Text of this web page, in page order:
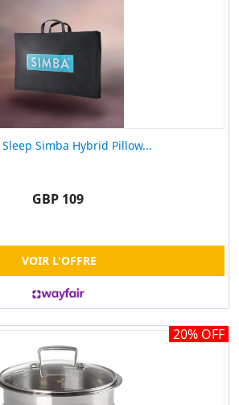
Simba Hybrid Pillow...
GBP 109
VOIR L'OFFRE
20% OFF